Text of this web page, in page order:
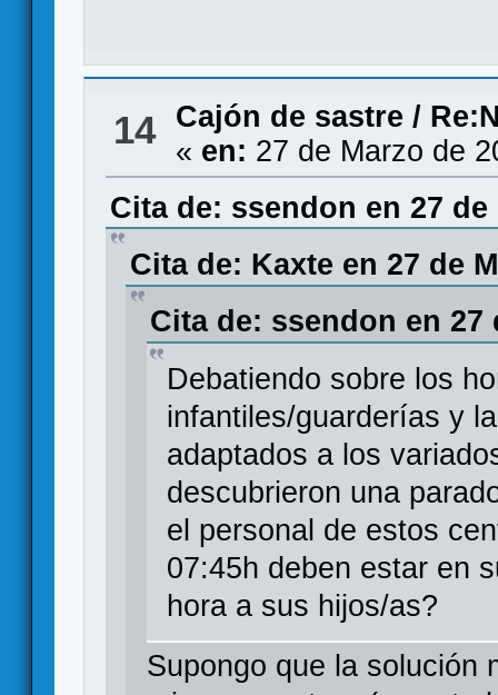
14 Cajón de sastre /
« en: 27 de Marzo de
Cita de: ssendon en 27 de
Cita de: Kaxte en 27 de
Cita de: ssendon en 27
Debatiendo sobre los
infantiles/guarderías y
adaptados a los
descubrieron una
el personal de estos
07:45h deben estar en
hora a sus hijos/as?
Supongo que la solución